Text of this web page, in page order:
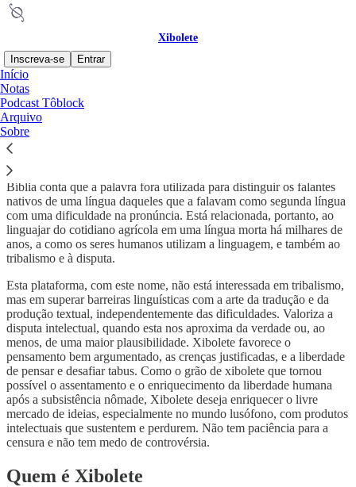
Xibolete
Inscreva-se
Entrar
Início
Notas
Podcast Tôblock
Arquivo
Sobre
O que é Xibolete
Xibolete é a forma em português da palavra hebraica שִׁבֹּלֶת, que
significa a parte de uma gramínea cultivada que contém grãos. A
Bíblia conta que a palavra fora utilizada para distinguir os falantes
nativos de uma língua daqueles que a falavam como segunda língua
com uma dificuldade na pronúncia. Está relacionada, portanto, ao
linguajar do cotidiano agrícola em uma língua morta há milhares de
anos, a como os seres humanos utilizam a linguagem, e também ao
tribalismo e à disputa.
Esta plataforma, com este nome, não está interessada em tribalismo,
mas em superar barreiras linguísticas com a arte da tradução e da
produção textual, independentemente das dificuldades. Valoriza a
disputa intelectual, quando esta nos aproxima da verdade ou, ao
menos, de uma maior plausibilidade. Xibolete favorece o
pensamento bem argumentado, as crenças justificadas, e a liberdade
de pensar e desafiar tabus. Como o grão de xibolete que tornou
possível o assentamento e o enriquecimento da liberdade humana
após a subsistência nômade, Xibolete deseja enriquecer o livre
mercado de ideias, especialmente no mundo lusófono, com produtos
intelectuais que sustentem e perdurem. Não tem paciência para a
censura e não tem medo de controvérsia.
Quem é Xibolete